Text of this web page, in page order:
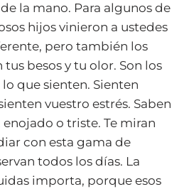
la mano. Para algunos de
hijos vinieron a ustedes
pero también los
besos y tu olor. Son los
que sienten. Sienten
vuestro estrés. Saben
o triste. Te miran
con esta gama de
todos los días. La
importa, porque esos